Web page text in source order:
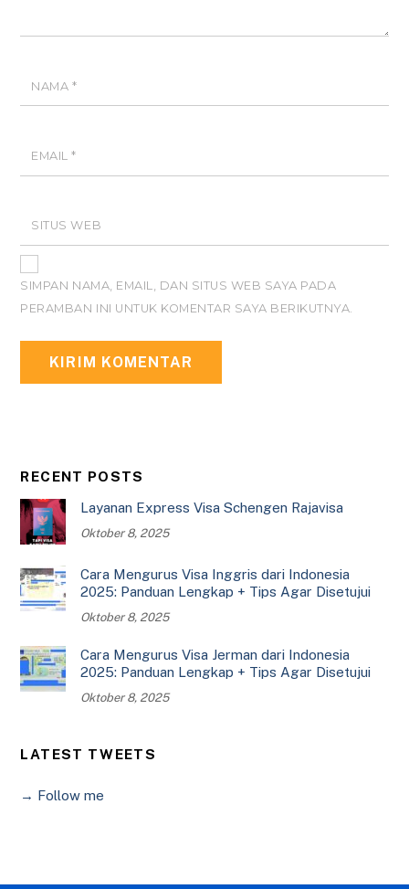
NAMA *
EMAIL*
SITUS WEB
SIMPAN NAMA, EMAIL, DAN SITUS WEB SAYA PADA
PERAMBAN INI UNTUK KOMENTAR SAYA BERIKUTNYA.
RECENT POSTS
Layanan Express Visa Schengen Rajavisa
Oktober 8, 2025
Cara Mengurus Visa Inggris dari Indonesia
2025: Panduan Lengkap + Tips Agar Disetujui
Oktober 8, 2025
Cara Mengurus Visa Jerman dari Indonesia
2025: Panduan Lengkap + Tips Agar Disetujui
Oktober 8, 2025
LATEST TWEETS
→ Follow me